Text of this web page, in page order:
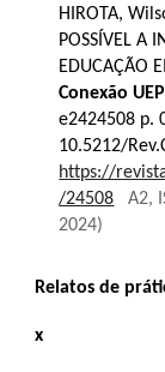
HIROTA,
POSSÍVEL A
EDUCAÇÃO
Conexão
e2424508 p.
10.5212/
https://
/24508
A2,
2024)
Relatos de
x